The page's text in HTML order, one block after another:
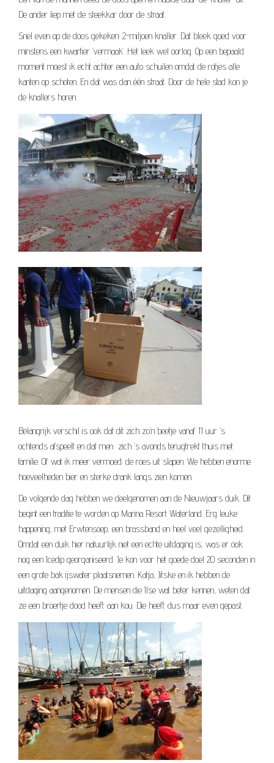
De ander liep met de steekkar door de straat.
Snel even op de doos gekeken: 2-miljoen knaller. Dat bleek goed voor
minstens een kwartier ‘vermaak’. Het leek wel oorlog. Op een bepaald
moment moest ik echt achter een auto schuilen omdat de rotjes alle
kanten op schoten. En dat was dan één straat. Door de hele stad kon je
de knallers horen.
Belangrijk verschil is ook dat dit zich zo’n beetje vanaf 11 uur ’s
ochtends afspeelt en dat men zich ’s avonds terugtrekt thuis met
familie. Of wat ik meer vermoed: de roes uit slapen. We hebben enorme
hoeveelheden bier en sterke drank langs zien komen.
De volgende dag hebben we deelgenomen aan de Nieuwjaars duik. Dit
begint een traditie te worden op Marina Resort Waterland. Erg leuke
happening, met Erwtensoep, een brassband en heel veel gezelligheid.
Omdat een duik hier natuurlijk niet een echte uitdaging is, was er ook
nog een Icedip georganiseerd. Je kon voor het goede doel 20 seconden in
een grote bak ijswater plaatsnemen. Katja, Jitske en ik hebben de
uitdaging aangenomen. De mensen die Ilse wat beter kennen, weten dat
ze een broertje dood heeft aan kou. Die heeft dus maar even gepast.